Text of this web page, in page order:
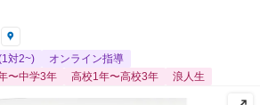
対2~)
オンライン指導
〜中学3年 高校1年〜高校3年 浪人生